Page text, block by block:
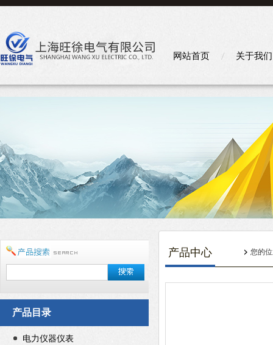
网站首页 关于我们
产品目录
电力仪器仪表
产品中心 您的